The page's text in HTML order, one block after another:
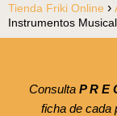
Tienda Friki Online
Instrumentos
Consulta P R E
ficha de cada